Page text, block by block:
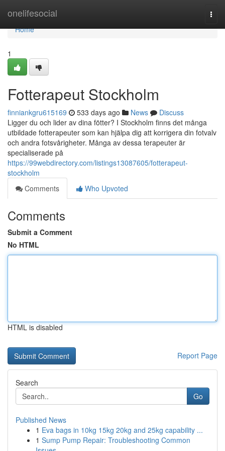
onelifesocial
Home
Home
1
Fotterapeut Stockholm
finniankgru615169 533 days ago News
Discuss
Ligger du och lider av dina fötter? I Stockholm finns det många
utbildade fotterapeuter som kan hjälpa dig att korrigera din fotvalv
och andra fotsvårigheter. Många av dessa terapeuter är
specialiserade på
https://99webdirectory.com/listings13087605/fotterapeut-
stockholm
Comments
Who Upvoted
Comments
Submit a Comment
No HTML
HTML is disabled
Report Page
Search
Go
Published News
1 Eva bags in 10kg 15kg 20kg and 25kg capability ...
1 Sump Pump Repair: Troubleshooting Common